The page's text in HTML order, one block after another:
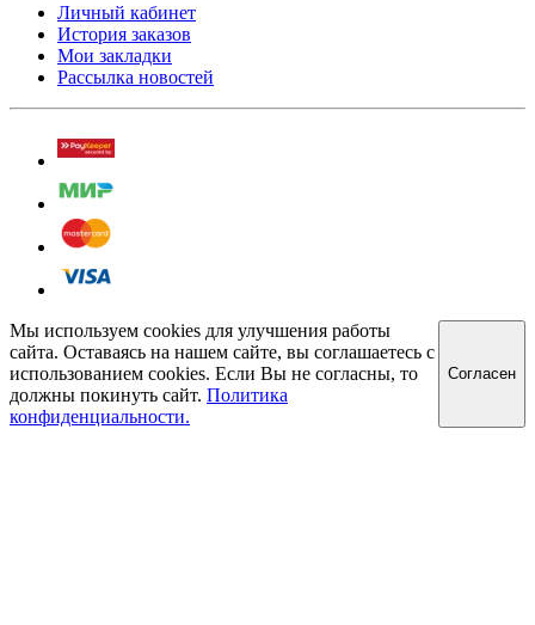
Личный кабинет
История заказов
Мои закладки
Рассылка новостей
Мы используем cookies для улучшения работы
сайта. Оставаясь на нашем сайте, вы соглашаетесь с
использованием cookies. Если Вы не согласны, то
должны покинуть сайт. Политика
конфиденциальности.
Cогласен